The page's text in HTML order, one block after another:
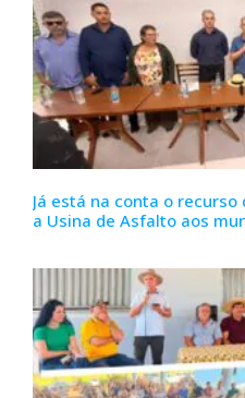
Já está na conta o
a Usina de Asfalto aos